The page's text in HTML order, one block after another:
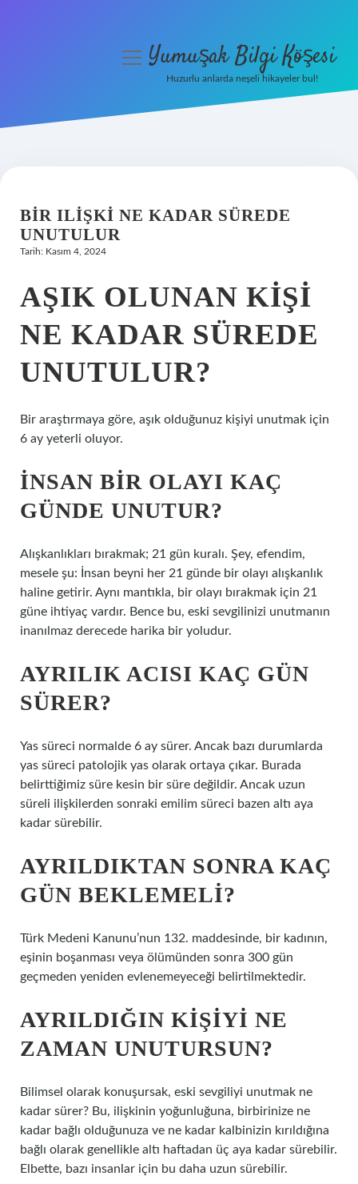
Hakkımızda
menüyüYumuşak Bilgi Köşesi
Huzurlu anlarda neşeli hikayeler bul!
BIR ILIŞKI NE KADAR SÜREDE
UNUTULUR
Tarih: Kasım 4, 2024
AŞIK OLUNAN KIŞI
NE KADAR SÜREDE
UNUTULUR?
Bir araştırmaya göre, aşık olduğunuz kişiyi unutmak için
6 ay yeterli oluyor.
İNSAN BIR OLAYI KAÇ
GÜNDE UNUTUR?
Alışkanlıkları bırakmak; 21 gün kuralı. Şey, efendim,
mesele şu: İnsan beyni her 21 günde bir olayı alışkanlık
haline getirir. Aynı mantıkla, bir olayı bırakmak için 21
güne ihtiyaç vardır. Bence bu, eski sevgilinizi unutmanın
inanılmaz derecede harika bir yoludur.
AYRILIK ACISI KAÇ GÜN
SÜRER?
Yas süreci normalde 6 ay sürer. Ancak bazı durumlarda
yas süreci patolojik yas olarak ortaya çıkar. Burada
belirttiğimiz süre kesin bir süre değildir. Ancak uzun
süreli ilişkilerden sonraki emilim süreci bazen altı aya
kadar sürebilir.
AYRILDIKTAN SONRA KAÇ
GÜN BEKLEMELI?
Türk Medeni Kanunu’nun 132. maddesinde, bir kadının,
eşinin boşanması veya ölümünden sonra 300 gün
geçmeden yeniden evlenemeyeceği belirtilmektedir.
AYRILDIĞIN KIŞIYI NE
ZAMAN UNUTURSUN?
Bilimsel olarak konuşursak, eski sevgiliyi unutmak ne
kadar sürer? Bu, ilişkinin yoğunluğuna, birbirinize ne
kadar bağlı olduğunuza ve ne kadar kalbinizin kırıldığına
bağlı olarak genellikle altı haftadan üç aya kadar sürebilir.
Elbette, bazı insanlar için bu daha uzun sürebilir.